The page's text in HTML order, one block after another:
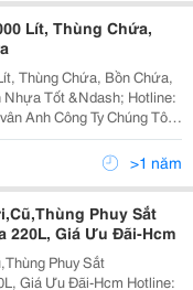
Lít, Thùng Chứa,
Thùng Chứa, Bồn Chứa,
Chúng Tôi
Nhựa Ibc 1000 Lít Với
Thùng Nhựa 100
>1 năm
Phuy Sắt
220L, Giá Ưu Đãi-Hcm
Phuy Sắt
Ưu Đãi-Hcm Hotline: